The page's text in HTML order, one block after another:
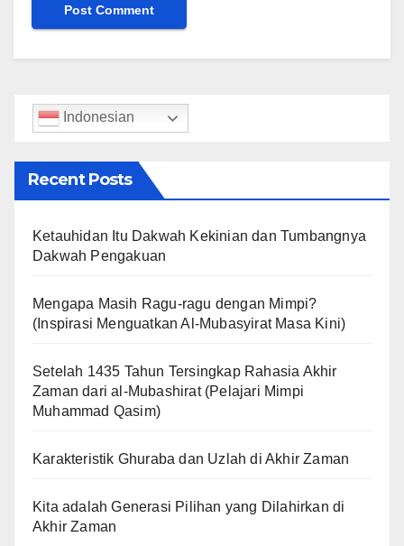
Indonesian
Recent Posts
Ketauhidan Itu Dakwah Kekinian dan Tumbangnya
Dakwah Pengakuan
Mengapa Masih Ragu-ragu dengan Mimpi?
(Inspirasi Menguatkan Al-Mubasyirat Masa Kini)
Setelah 1435 Tahun Tersingkap Rahasia Akhir
Zaman dari al-Mubashirat (Pelajari Mimpi
Muhammad Qasim)
Karakteristik Ghuraba dan Uzlah di Akhir Zaman
Kita adalah Generasi Pilihan yang Dilahirkan di
Akhir Zaman